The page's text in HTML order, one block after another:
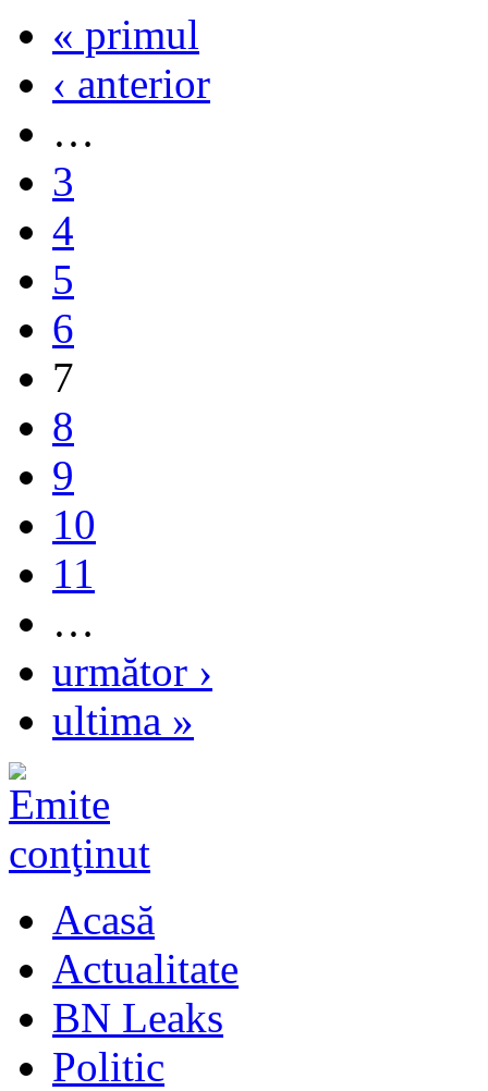
« primul
‹ anterior
…
3
4
5
6
7
8
9
10
11
…
următor ›
ultima »
Acasă
Actualitate
BN Leaks
Politic